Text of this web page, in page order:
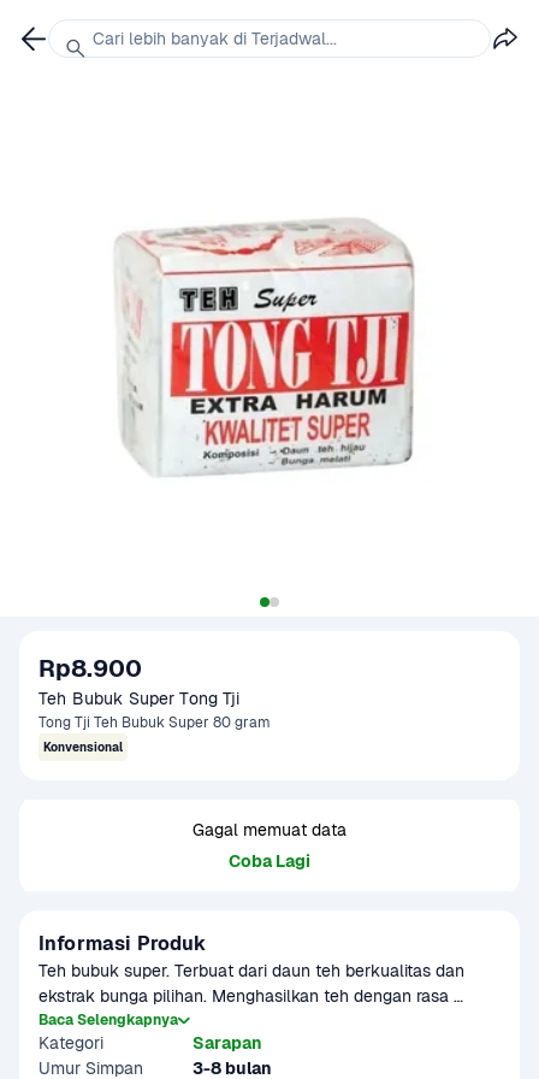
Rp8.900
Teh Bubuk Super Tong Tji
Tong Tji Teh Bubuk Super 80 gram
Konvensional
Gagal memuat data
Coba Lagi
Informasi Produk
Teh bubuk super. Terbuat dari daun teh berkualitas dan
ekstrak bunga pilihan. Menghasilkan teh dengan rasa
nikmat dan aroma memikat. Cocok dinikmati saat santai
atau kumpul bersama.
Baca Selengkapnya
Kategori
Sarapan
Umur Simpan
3-8 bulan
Cari lebih banyak di Terjadwal...